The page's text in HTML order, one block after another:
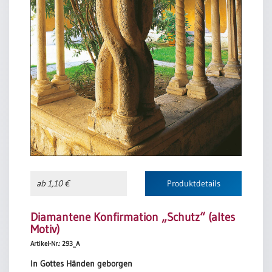
ab 1,10 € Produktdetails
Diamantene Konfirmation „Schutz“ (altes
Motiv)
Artikel-Nr.: 293_A
In Gottes Händen geborgen